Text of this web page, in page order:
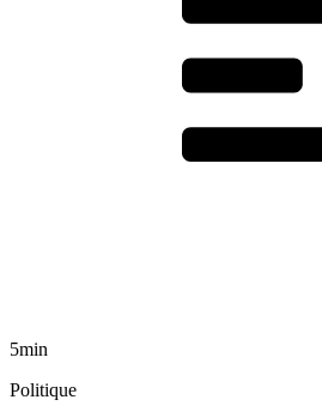
5min
Politique